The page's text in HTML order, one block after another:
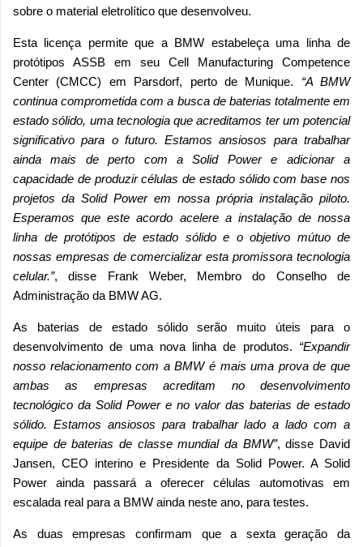
sobre o material eletrolítico que desenvolveu.
Esta licença permite que a BMW estabeleça uma linha de
protótipos ASSB em seu Cell Manufacturing Competence
Center (CMCC) em Parsdorf, perto de Munique. “A BMW
continua comprometida com a busca de baterias totalmente em
estado sólido, uma tecnologia que acreditamos ter um potencial
significativo para o futuro. Estamos ansiosos para trabalhar
ainda mais de perto com a Solid Power e adicionar a
capacidade de produzir células de estado sólido com base nos
projetos da Solid Power em nossa própria instalação piloto.
Esperamos que este acordo acelere a instalação de nossa
linha de protótipos de estado sólido e o objetivo mútuo de
nossas empresas de comercializar esta promissora tecnologia
celular.”, disse Frank Weber, Membro do Conselho de
Administração da BMW AG.
As baterias de estado sólido serão muito úteis para o
desenvolvimento de uma nova linha de produtos. “Expandir
nosso relacionamento com a BMW é mais uma prova de que
ambas as empresas acreditam no desenvolvimento
tecnológico da Solid Power e no valor das baterias de estado
sólido. Estamos ansiosos para trabalhar lado a lado com a
equipe de baterias de classe mundial da BMW”, disse David
Jansen, CEO interino e Presidente da Solid Power. A Solid
Power ainda passará a oferecer células automotivas em
escalada real para a BMW ainda neste ano, para testes.
As duas empresas confirmam que a sexta geração da